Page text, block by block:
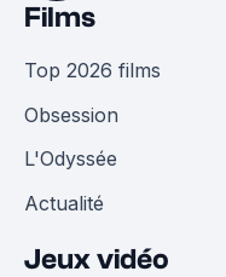
Films
Top 2026 films
Obsession
L'Odyssée
Actualité
Jeux vidéo